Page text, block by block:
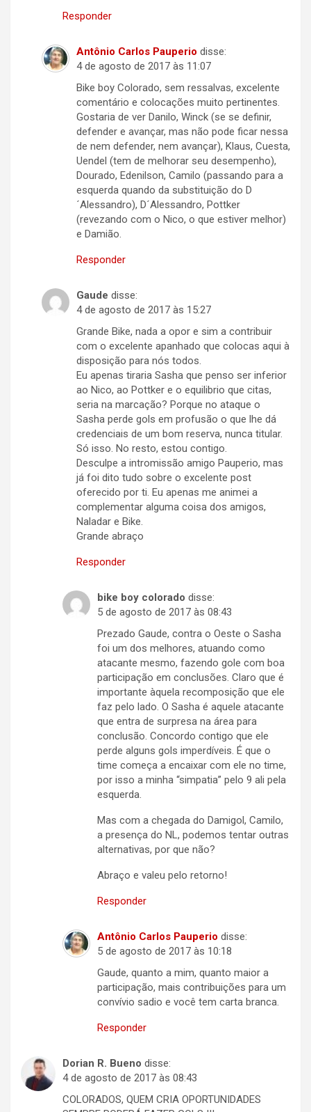
Responder
Antônio Carlos Pauperio disse:
4 de agosto de 2017 às 11:07
Bike boy Colorado, sem ressalvas, excelente
comentário e colocações muito pertinentes.
Gostaria de ver Danilo, Winck (se se definir,
defender e avançar, mas não pode ficar nessa
de nem defender, nem avançar), Klaus, Cuesta,
Uendel (tem de melhorar seu desempenho),
Dourado, Edenilson, Camilo (passando para a
esquerda quando da substituição do D
´Alessandro), D´Alessandro, Pottker
(revezando com o Nico, o que estiver melhor)
e Damião.
Responder
Gaude disse:
4 de agosto de 2017 às 15:27
Grande Bike, nada a opor e sim a contribuir
com o excelente apanhado que colocas aqui à
disposição para nós todos.
Eu apenas tiraria Sasha que penso ser inferior
ao Nico, ao Pottker e o equilibrio que citas,
seria na marcação? Porque no ataque o
Sasha perde gols em profusão o que lhe dá
credenciais de um bom reserva, nunca titular.
Só isso. No resto, estou contigo.
Desculpe a intromissão amigo Pauperio, mas
já foi dito tudo sobre o excelente post
oferecido por ti. Eu apenas me animei a
complementar alguma coisa dos amigos,
Naladar e Bike.
Grande abraço
Responder
bike boy colorado disse:
5 de agosto de 2017 às 08:43
Prezado Gaude, contra o Oeste o Sasha
foi um dos melhores, atuando como
atacante mesmo, fazendo gole com boa
participação em conclusões. Claro que é
importante àquela recomposição que ele
faz pelo lado. O Sasha é aquele atacante
que entra de surpresa na área para
conclusão. Concordo contigo que ele
perde alguns gols imperdíveis. É que o
time começa a encaixar com ele no time,
por isso a minha “simpatia” pelo 9 ali pela
esquerda.
Mas com a chegada do Damigol, Camilo,
a presença do NL, podemos tentar outras
alternativas, por que não?
Abraço e valeu pelo retorno!
Responder
Antônio Carlos Pauperio disse:
5 de agosto de 2017 às 10:18
Gaude, quanto a mim, quanto maior a
participação, mais contribuições para um
convívio sadio e você tem carta branca.
Responder
Dorian R. Bueno disse:
4 de agosto de 2017 às 08:43
COLORADOS, QUEM CRIA OPORTUNIDADES